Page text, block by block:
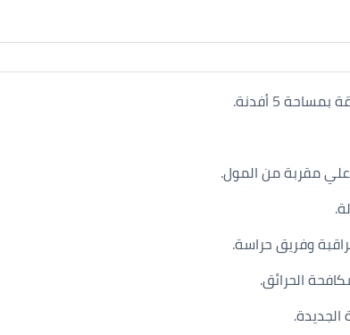
5 أفدنة.
مقربة من المول.
وفريق حراسة.
الحرائق.